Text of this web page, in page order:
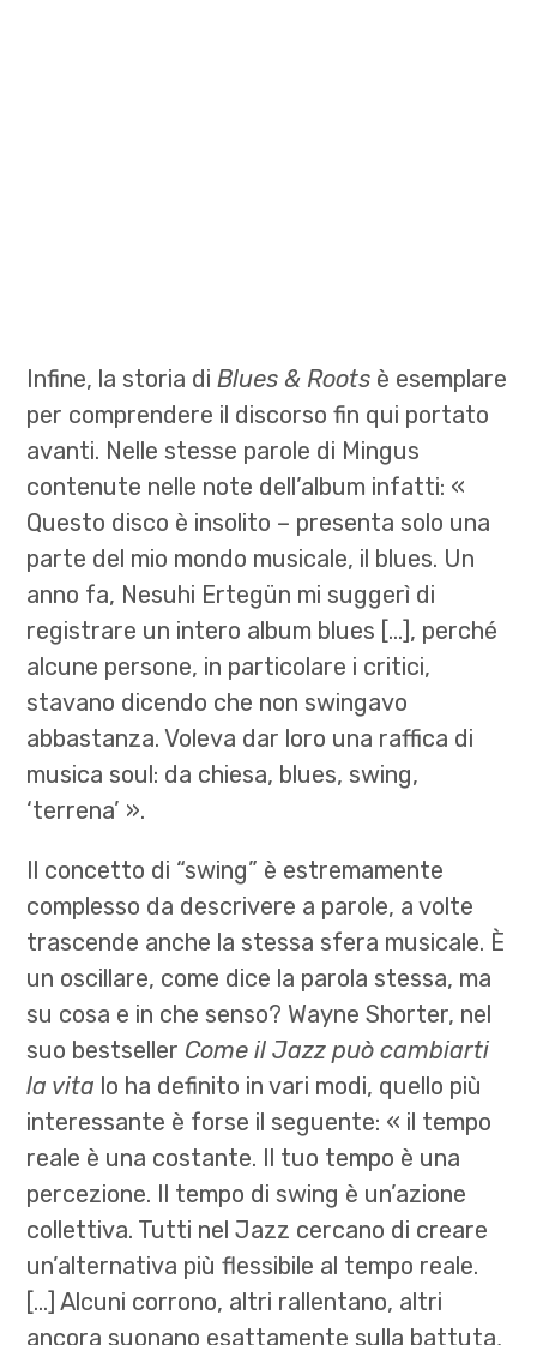
Infine, la storia diBlues & Roots è esemplare
per comprendere il discorso fin qui portato
avanti. Nelle stesse parole di Mingus
contenute nelle note dell’album infatti: «
Questo disco è insolito – presenta solo una
parte del mio mondo musicale, il blues. Un
anno fa, Nesuhi Ertegün mi suggerì di
registrare un intero album blues […], perché
alcune persone, in particolare i critici,
stavano dicendo che non swingavo
abbastanza. Voleva dar loro una raffica di
musica soul: da chiesa, blues, swing,
‘terrena’ ».
Il concetto di “swing” è estremamente
complesso da descrivere a parole, a volte
trascende anche la stessa sfera musicale. È
un oscillare, come dice la parola stessa, ma
su cosa e in che senso? Wayne Shorter, nel
suo bestseller Come il Jazz può cambiarti
la vita lo ha definito in vari modi, quello più
interessante è forse il seguente: « il tempo
reale è una costante. Il tuo tempo è una
percezione. Il tempo di swing è un’azione
collettiva. Tutti nel Jazz cercano di creare
un’alternativa più flessibile al tempo reale.
[…] Alcuni corrono, altri rallentano, altri
ancora suonano esattamente sulla battuta,